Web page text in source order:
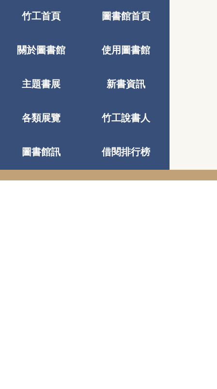
竹工首頁 圖書館首頁
關於圖書館 使用圖書館
主題書展 新書資訊
各類展覽 竹工說書人
圖書館訊 借閱排行榜